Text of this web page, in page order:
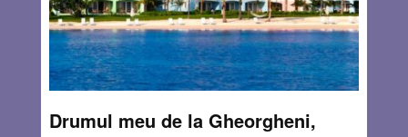
menţioneze autorul invenţiei. În schimb numele şi funcţia
ziaristului “trimisul nostru special la Leipzig“ ocupă
jumătate din corespondenţă ! Seară, la televizor apare
inginerul şef, mentorul (şi păstrând proporţiile prietenul
meu), care anunţă succesul şi prezintă produsul, desigur
fără numele inventatorului…
Drumul meu de la Gheorgheni,